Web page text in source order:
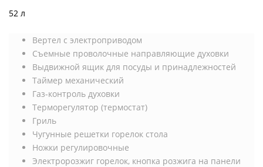
52 л
Вертел с электроприводом
Съемные проволочные направляющие духовки
Выдвижной ящик для посуды и принадлежностей
Таймер механический
Газ-контроль духовки
Терморегулятор (термостат)
Гриль
Чугунные решетки горелок стола
Ножки регулировочные
Электророзжиг горелок, кнопка розжига на панели